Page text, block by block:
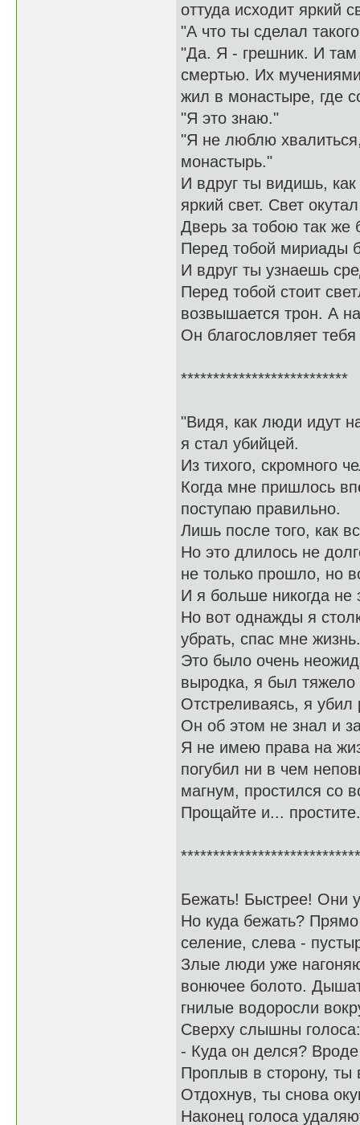
оттуда исходит яркий
"А что ты сделал
"Да. Я - грешник. И
смертью. Их
жил в монастыре, где
"Я это знаю."
"Я не люблю
монастырь."
И вдруг ты видишь,
яркий свет. Свет
Дверь за тобою так же
Перед тобой мириады
И вдруг ты узнаешь
Перед тобой стоит
возвышается трон. А
Он благословляет
**************************
"Видя, как люди идут
я стал убийцей.
Из тихого, скромного
Когда мне пришлось
поступаю правильно.
Лишь после того, как
Но это длилось не
не только прошло, но
И я больше никогда
Но вот однажды я
убрать, спас мне жизнь.
Это было очень
выродка, я был тяжело
Отстреливаясь, я
Он об этом не знал и
Я не имею права на
погубил ни в чем
магнум, простился со
Прощайте и...
Бежать! Быстрее! Они
Но куда бежать?
селение, слева -
Злые люди уже
вонючее болото.
гнилые водоросли
Сверху слышны голоса:
- Куда он делся?
Проплыв в сторону,
Отдохнув, ты снова
Наконец голоса